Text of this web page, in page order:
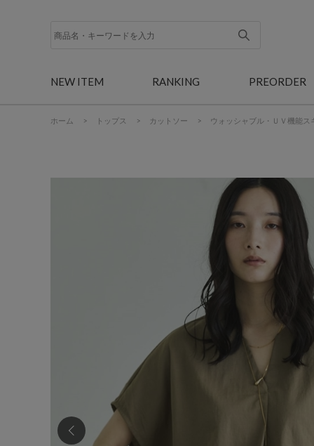
NEW ITEM RANKING PREORDER
ホーム > トップス > カットソー > ウォッシャブル・ＵＶ機能ス